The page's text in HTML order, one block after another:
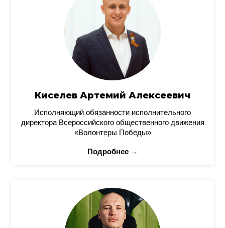
Киселев Артемий Алексеевич
Исполняющий обязанности исполнительного
директора Всероссийского общественного движения
«Волонтеры Победы»
Подробнее →